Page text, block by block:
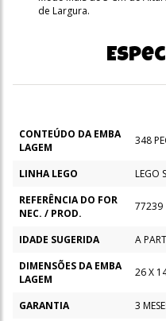
de Largura.
CONTEÚDO DA EMBA
LAGEM
348
LINHA LEGO
LEGO
REFERÊNCIA DO FOR
NEC. / PROD.
77239
IDADE SUGERIDA
A
DIMENSÕES DA EMBA
LAGEM
26 X
GARANTIA 3